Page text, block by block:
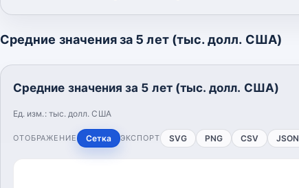
Средние значения за 5 лет (тыс. долл. США)
Средние значения за 5 лет (тыс. долл. США)
Ед. изм.: тыс. долл. США
ОТОБРАЖЕНИЕ Сетка ЭКСПОРТ SVG PNG CSV JSON